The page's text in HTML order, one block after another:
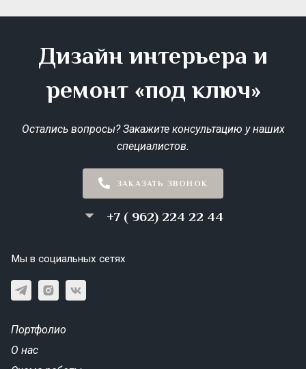
Дизайн интерьера и
ремонт «под ключ»
Остались вопросы? Закажите консультацию у наших
специалистов.
ЗАКАЗАТЬ ЗВОНОК
+7 ( 962) 224 22 44
Мы в социальных сетях
Портфолио
О нас